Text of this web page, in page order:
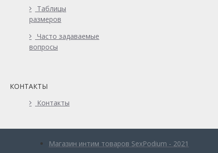
Таблицы
размеров
Часто задаваемые
вопросы
КОНТАКТЫ
Контакты
Магазин интим товаров SexPodium - 2021